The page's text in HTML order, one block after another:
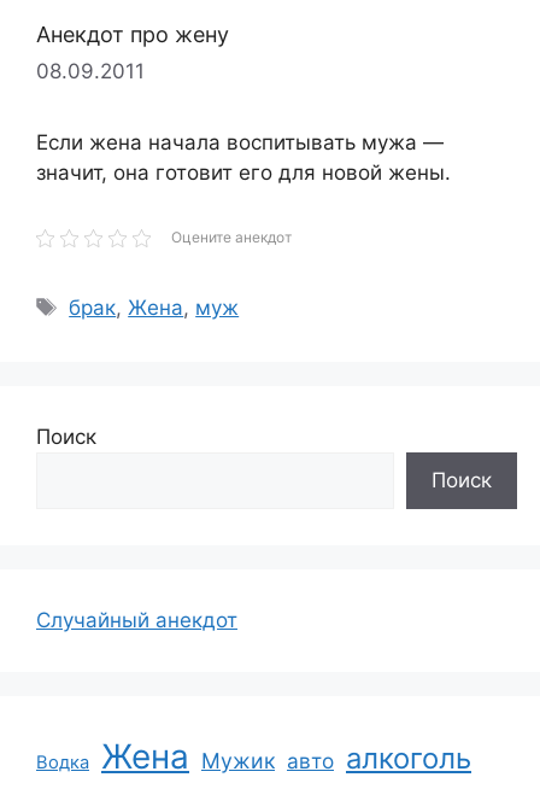
Анекдот про жену
08.09.2011
Если жена начала воспитывать мужа —
значит, она готовит его для новой жены.
Оцените анекдот
Метки
брак,Жена, муж
Поиск
Поиск
Случайный анекдот
Водка Жена Мужик авто алкоголь